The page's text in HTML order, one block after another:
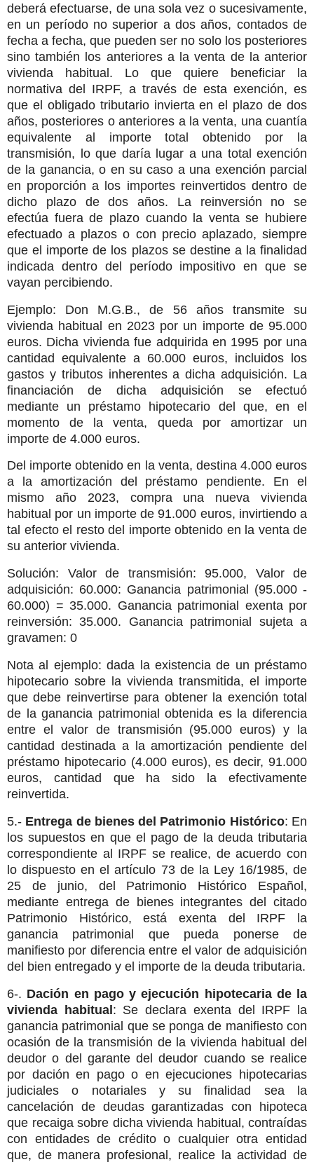
deberá efectuarse, de una sola vez o sucesivamente,
en un período no superior a dos años, contados de
fecha a fecha, que pueden ser no solo los posteriores
sino también los anteriores a la venta de la anterior
vivienda habitual. Lo que quiere beneficiar la
normativa del IRPF, a través de esta exención, es
que el obligado tributario invierta en el plazo de dos
años, posteriores o anteriores a la venta, una cuantía
equivalente al importe total obtenido por la
transmisión, lo que daría lugar a una total exención
de la ganancia, o en su caso a una exención parcial
en proporción a los importes reinvertidos dentro de
dicho plazo de dos años. La reinversión no se
efectúa fuera de plazo cuando la venta se hubiere
efectuado a plazos o con precio aplazado, siempre
que el importe de los plazos se destine a la finalidad
indicada dentro del período impositivo en que se
vayan percibiendo.
Ejemplo: Don M.G.B., de 56 años transmite su
vivienda habitual en 2023 por un importe de 95.000
euros. Dicha vivienda fue adquirida en 1995 por una
cantidad equivalente a 60.000 euros, incluidos los
gastos y tributos inherentes a dicha adquisición. La
financiación de dicha adquisición se efectuó
mediante un préstamo hipotecario del que, en el
momento de la venta, queda por amortizar un
importe de 4.000 euros.
Del importe obtenido en la venta, destina 4.000 euros
a la amortización del préstamo pendiente. En el
mismo año 2023, compra una nueva vivienda
habitual por un importe de 91.000 euros, invirtiendo a
tal efecto el resto del importe obtenido en la venta de
su anterior vivienda.
Solución: Valor de transmisión: 95.000, Valor de
adquisición: 60.000: Ganancia patrimonial (95.000 -
60.000) = 35.000. Ganancia patrimonial exenta por
reinversión: 35.000. Ganancia patrimonial sujeta a
gravamen: 0
Nota al ejemplo: dada la existencia de un préstamo
hipotecario sobre la vivienda transmitida, el importe
que debe reinvertirse para obtener la exención total
de la ganancia patrimonial obtenida es la diferencia
entre el valor de transmisión (95.000 euros) y la
cantidad destinada a la amortización pendiente del
préstamo hipotecario (4.000 euros), es decir, 91.000
euros, cantidad que ha sido la efectivamente
reinvertida.
5.- Entrega de bienes del Patrimonio Histórico: En
los supuestos en que el pago de la deuda tributaria
correspondiente al IRPF se realice, de acuerdo con
lo dispuesto en el artículo 73 de la Ley 16/1985, de
25 de junio, del Patrimonio Histórico Español,
mediante entrega de bienes integrantes del citado
Patrimonio Histórico, está exenta del IRPF la
ganancia patrimonial que pueda ponerse de
manifiesto por diferencia entre el valor de adquisición
del bien entregado y el importe de la deuda tributaria.
6-. Dación en pago y ejecución hipotecaria de la
vivienda habitual: Se declara exenta del IRPF la
ganancia patrimonial que se ponga de manifiesto con
ocasión de la transmisión de la vivienda habitual del
deudor o del garante del deudor cuando se realice
por dación en pago o en ejecuciones hipotecarias
judiciales o notariales y su finalidad sea la
cancelación de deudas garantizadas con hipoteca
que recaiga sobre dicha vivienda habitual, contraídas
con entidades de crédito o cualquier otra entidad
que, de manera profesional, realice la actividad de